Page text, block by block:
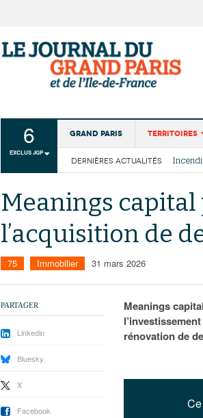
6
EXCLUS JGP
Grand Paris Territoires
Institutions
Services
DERNIÈRES ACTUALITÉS
La
Meanings
l’acquisition de
75 Immobilier 31 mars 2026
Meanings
rénovation de
PARTAGER
Linkedin
Bluesky
X
Facebook